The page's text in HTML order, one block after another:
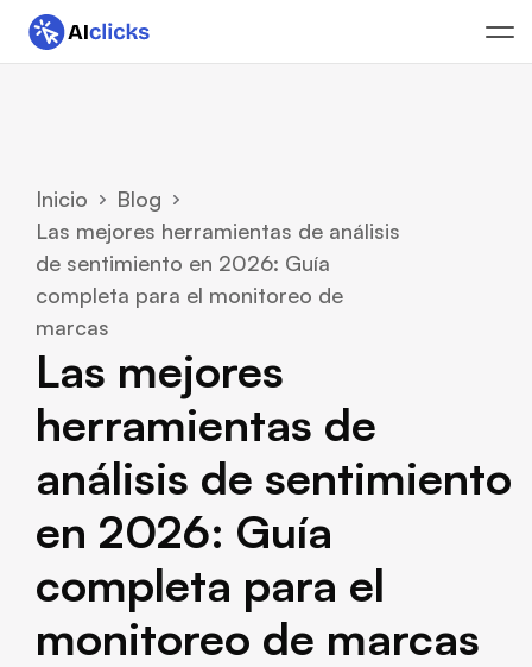
Inicio
Blog
Las mejores herramientas de análisis
de sentimiento en 2026: Guía
completa para el monitoreo de
marcas
Las mejores
herramientas de
análisis de sentimiento
en 2026: Guía
completa para el
monitoreo de marcas